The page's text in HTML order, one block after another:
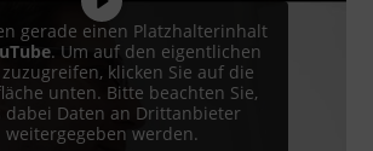
gerade einen Platzhalterinhalt
. Um auf den eigentlichen
klicken Sie auf die
unten. Bitte beachten Sie,
dabei Daten an Drittanbieter
weitergegeben werden.